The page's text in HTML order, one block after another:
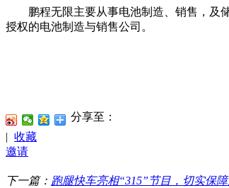
鹏程无限主要从事电池制造、销售，及储
授权的电池制造与销售公司。
分享至：
| 收藏
邀请
下一篇： 跑腿快车亮相“315”节目，切实保